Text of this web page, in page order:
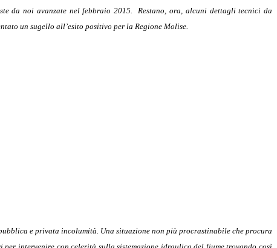
da noi avanzate nel febbraio 2015. Restano, ora, alcuni dettagli tecnici da
un sugello all’esito positivo per la Regione Molise.
e privata incolumità. Una situazione non più procrastinabile che procura